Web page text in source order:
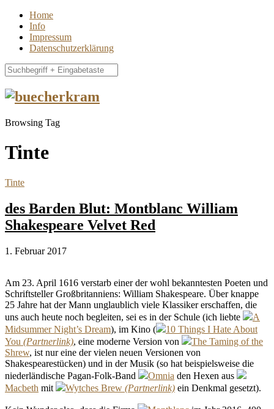
Home
Info
Impressum
Datenschutzerklärung
Browsing Tag
Tinte
Tinte
des Barden Blut: Montblanc William
Shakespeare Velvet Red
1. Februar 2017
Am 23. April 1616 verstarb einer der wohl bekanntesten Poeten und
Schriftsteller Großbritanniens: William Shakespeare. Über knappe
25 Jahre hat der Mann unglaublich viele Klassiker erschaffen, die
uns auch heute noch begleiten, sei es in der Schule (ich liebte
A
Midsummer Night’s Dream), im Kino (
10 Things I Hate About
You
, eine moderne Version von
The Taming of the
Shrew, ist nur eine der vielen neuen Versionen von
Shakespearestücken) und in der Musik (so hat beispielsweise die
niederländische Pagan-Folk-Band
Omnia den Hexen aus
Macbeth mit Wytches Brew ein Denkmal gesetzt).